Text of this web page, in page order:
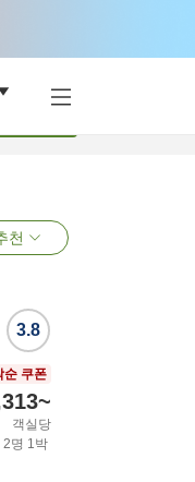
천
3.8
순 쿠폰
~
객실당
2명 1박